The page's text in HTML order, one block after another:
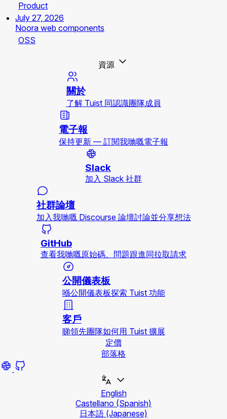
Product
July 27, 2026
Noora web components
OSS
資源
關於
了解 Tuist 同認識團隊成員
電子報
保持更新 — 訂閱我哋嘅電子報
Slack
加入 Slack 社群
社群論壇
加入我哋嘅 Discourse 論壇討論並分享想法
GitHub
查看我哋嘅原始碼、問題跟進同拉取請求
公開儀表板
喺公開儀表板探索 Tuist 功能
客戶
睇領先團隊如何用 Tuist 擴展
定價
部落格
English
Castellano (Spanish)
日本語 (Japanese)